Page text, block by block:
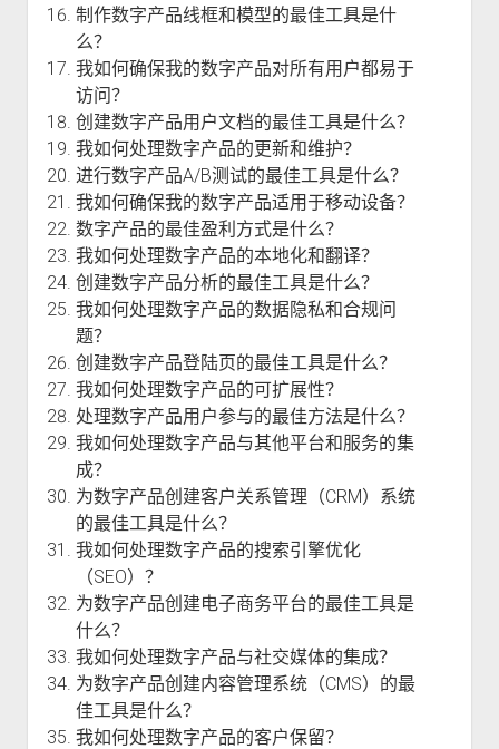
制作数字产品线框和模型的最佳工具是什
么？
我如何确保我的数字产品对所有用户都易于
访问？
创建数字产品用户文档的最佳工具是什么？
我如何处理数字产品的更新和维护？
进行数字产品A/B测试的最佳工具是什么？
我如何确保我的数字产品适用于移动设备？
数字产品的最佳盈利方式是什么？
我如何处理数字产品的本地化和翻译？
创建数字产品分析的最佳工具是什么？
我如何处理数字产品的数据隐私和合规问
题？
创建数字产品登陆页的最佳工具是什么？
我如何处理数字产品的可扩展性？
处理数字产品用户参与的最佳方法是什么？
我如何处理数字产品与其他平台和服务的集
成？
为数字产品创建客户关系管理（CRM）系统
的最佳工具是什么？
我如何处理数字产品的搜索引擎优化
（SEO）？
为数字产品创建电子商务平台的最佳工具是
什么？
我如何处理数字产品与社交媒体的集成？
为数字产品创建内容管理系统（CMS）的最
佳工具是什么？
我如何处理数字产品的客户保留？